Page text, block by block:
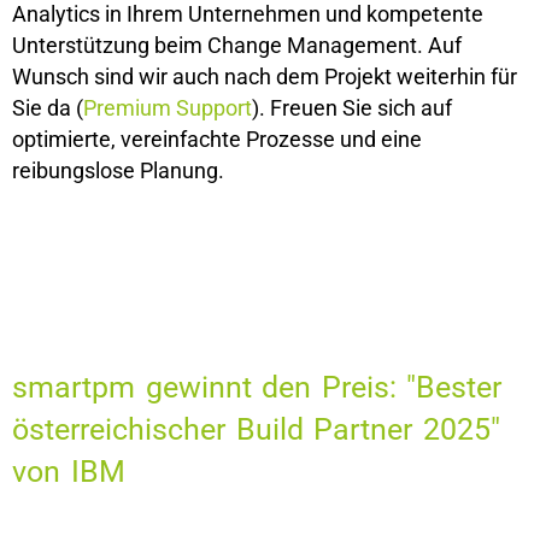
Analytics in Ihrem Unternehmen und kompetente
Unterstützung beim Change Management. Auf
Wunsch sind wir auch nach dem Projekt weiterhin für
Sie da (Premium Support). Freuen Sie sich auf
optimierte, vereinfachte Prozesse und eine
reibungslose Planung.
smartpm gewinnt den Preis: "Bester
österreichischer Build Partner 2025"
von IBM